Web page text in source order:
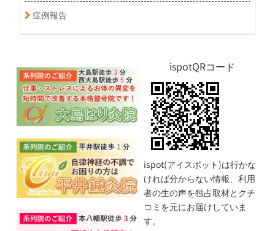
症例報告
ispotQRコード
ispot(アイスポット)は行かな
ければ分からない情報、利用
者の生の声を独占取材とクチ
コミを元にお届けしていま
す。